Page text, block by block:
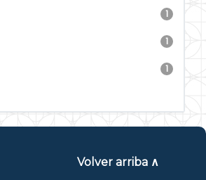
1
1
1
Volver arriba ∧